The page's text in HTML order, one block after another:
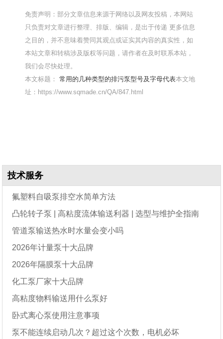
免责声明：部分文章信息来源于网络以及网友投稿，本网站
只负责对文章进行整理、排版、编辑，是出于传递 更多信息
之目的，并不意味着赞同其观点或证实其内容的真实性，如
本站文章和转稿涉及版权等问题，请作者在及时联系本站，
我们会尽快处理。
本文标题：常用的几种类型的排污泵型号及字母代表本文地
址：https://www.sqmade.cn/QA/847.html
技术服务
氟塑料自吸泵排空水简单方法
凸轮转子泵 | 高粘度流体输送利器 | 选型与维护全指南
管道泵输送热水时水量会变小吗
2026年计量泵十大品牌
2026年隔膜泵十大品牌
化工泵厂家十大品牌
高粘度物料输送用什么泵好
卧式离心泵使用注意事项
泵不能连续启动几次？超过这个次数，电机必坏